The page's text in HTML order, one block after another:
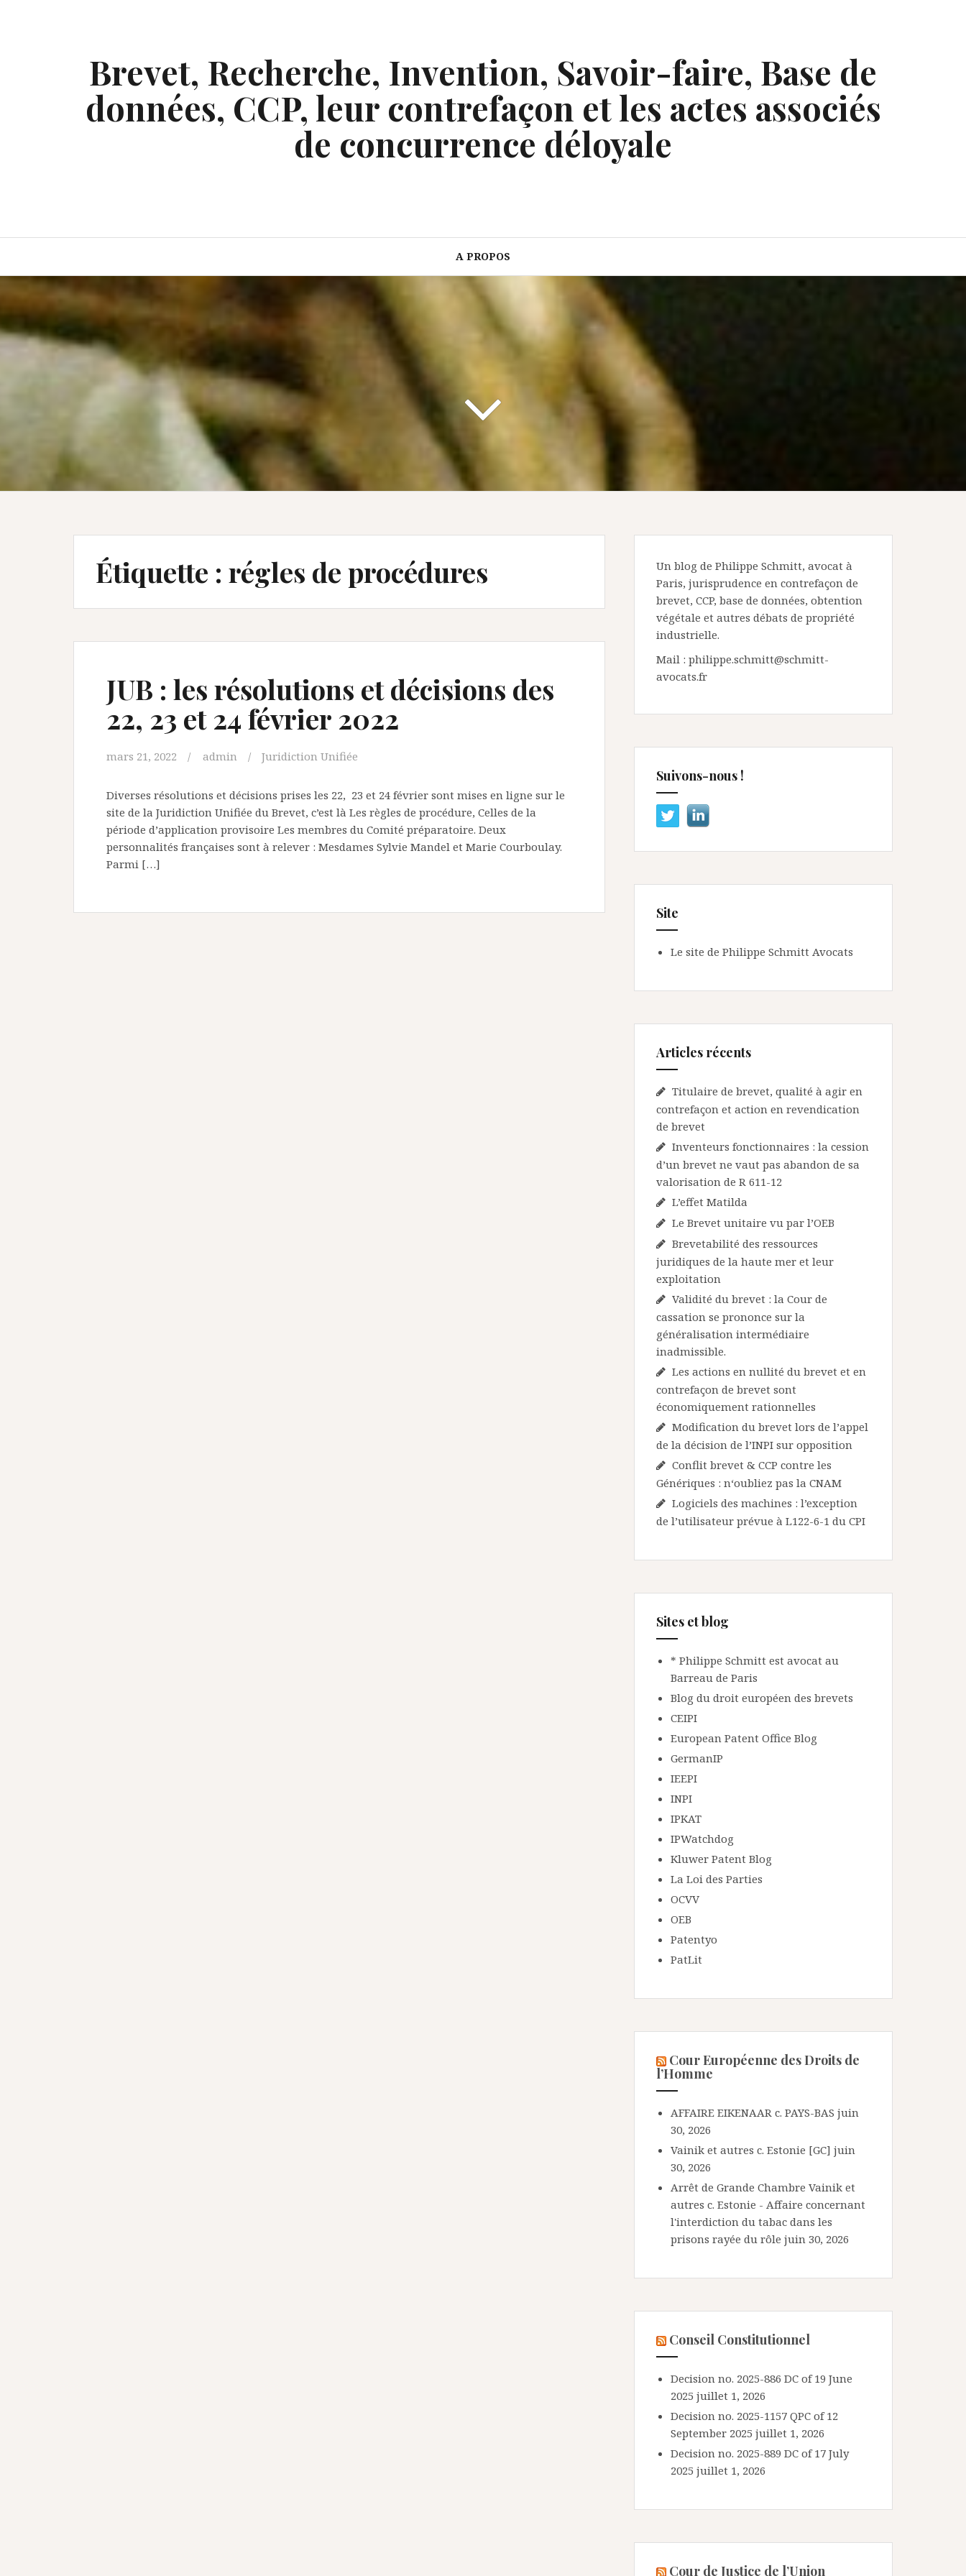
Brevet, Recherche, Invention, Savoir-faire, Base de
données, CCP, leur contrefaçon et les actes associés
de concurrence déloyale
A PROPOS
Étiquette : régles de procédures
JUB : les résolutions et décisions des
22, 23 et 24 février 2022
mars 21, 2022 admin Juridiction Unifiée
Diverses résolutions et décisions prises les 22, 23 et 24 février sont mises en ligne sur le
site de la Juridiction Unifiée du Brevet, c’est là Les règles de procédure, Celles de la
période d’application provisoire Les membres du Comité préparatoire. Deux
personnalités françaises sont à relever : Mesdames Sylvie Mandel et Marie Courboulay.
Parmi […]
Un blog de Philippe Schmitt, avocat à
Paris, jurisprudence en contrefaçon de
brevet, CCP, base de données, obtention
végétale et autres débats de propriété
industrielle.
Mail : philippe.schmitt@schmitt-
avocats.fr
Suivons-nous !
Site
Le site de Philippe Schmitt Avocats
Articles récents
Titulaire de brevet, qualité à agir en
contrefaçon et action en revendication
de brevet
Inventeurs fonctionnaires : la cession
d’un brevet ne vaut pas abandon de sa
valorisation de R 611-12
L’effet Matilda
Le Brevet unitaire vu par l’OEB
Brevetabilité des ressources
juridiques de la haute mer et leur
exploitation
Validité du brevet : la Cour de
cassation se prononce sur la
généralisation intermédiaire
inadmissible.
Les actions en nullité du brevet et en
contrefaçon de brevet sont
économiquement rationnelles
Modification du brevet lors de l’appel
de la décision de l’INPI sur opposition
Conflit brevet & CCP contre les
Génériques : n‘oubliez pas la CNAM
Logiciels des machines : l’exception
de l’utilisateur prévue à L122-6-1 du CPI
Sites et blog
* Philippe Schmitt est avocat au
Barreau de Paris
Blog du droit européen des brevets
CEIPI
European Patent Office Blog
GermanIP
IEEPI
INPI
IPKAT
IPWatchdog
Kluwer Patent Blog
La Loi des Parties
OCVV
OEB
Patentyo
PatLit
Cour Européenne des Droits de
l’Homme
AFFAIRE EIKENAAR c. PAYS-BAS juin
30, 2026
Vainik et autres c. Estonie [GC] juin
30, 2026
Arrêt de Grande Chambre Vainik et
autres c. Estonie - Affaire concernant
l'interdiction du tabac dans les
prisons rayée du rôle juin 30, 2026
Conseil Constitutionnel
Decision no. 2025-886 DC of 19 June
2025 juillet 1, 2026
Decision no. 2025-1157 QPC of 12
September 2025 juillet 1, 2026
Decision no. 2025-889 DC of 17 July
2025 juillet 1, 2026
Cour de Justice de l’Union